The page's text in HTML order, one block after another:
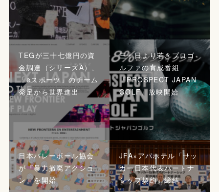
TEGが三十七億円の資
金調達（シリーズA）、
「eスポーツ」のチーム
発足から世界進出
三十日より若きプロゴ
ルファの育成番組
『PROSPECT JAPAN
GOLF』放映開始
日本バレーボール協会
が『暴力撤廃アクショ
ン』を開始
JFA×アパホテル「サッ
カー日本代表パートナ
シップ契約」締結